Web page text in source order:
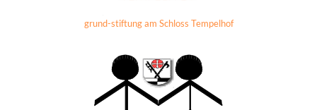
grund-stiftung am Schloss Tempelhof